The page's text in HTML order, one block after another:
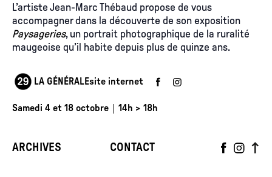
L’artiste Jean-Marc Thébaud propose de vous
accompagner dans la découverte de son exposition
Paysageries, un portrait photographique de la ruralité
maugeoise qu’il habite depuis plus de quinze ans.
LA GÉNÉRALEsite internet
Samedi 4 et 18 octobre｜14h > 18h
ARCHIVES CONTACT